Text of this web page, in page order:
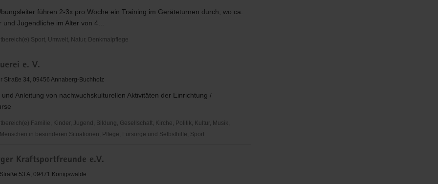
führen 2-3x pro Woche ein Training im Geräteturnen durch, wo ca.
und Jugendliche im Alter von 4...
Sport, Umwelt, Natur, Denkmalpflege
e. V.
Straße 34, 09456 Annaberg-Buchholz
und Anleitung von nachwuchskulturellen Aktivitäten der Einrichtung /
Familie, Kinder, Jugend, Bildung, Gesellschaft, Kirche, Politik, Kultur, Musik,
in besonderen Situationen, Pflege, Fürsorge und Selbsthilfe, Sport
Kraftsportfreunde e.V.
53 A, 09471 Königswalde